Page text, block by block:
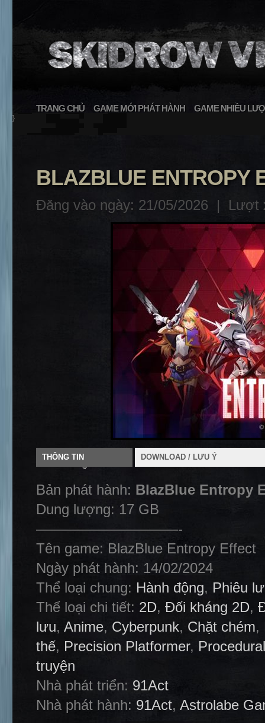
TRANG CHỦ GAME MỚI PHÁT HÀNH GAME NHIỀU
}
BLAZBLUE ENTROPY
Đăng vào ngày: 21/05/2026 | Lượt
THÔNG TIN DOWNLOAD / LƯU Ý
Bản phát hành: BlazBlue Entropy
Dung lượng: 17 GB
——————————-
Tên game: BlazBlue Entropy Effect
Ngày phát hành: 14/02/2024
Thể loại chung: Hành động, Phiêu
Thể loại chi tiết: 2D, Đối kháng 2D,
lưu, Anime, Cyberpunk, Chặt chém,
thế, Precision Platformer,
truyện
Nhà phát triển: 91Act
Nhà phát hành: 91Act, Astrolabe